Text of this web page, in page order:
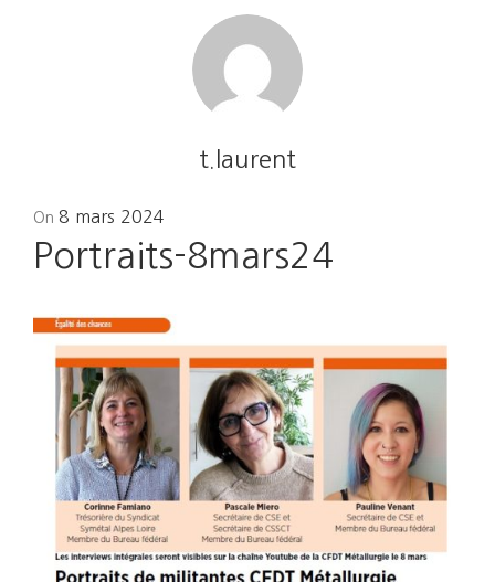
t.laurent
OnPosted
8 mars 2024
Portraits-8mars24